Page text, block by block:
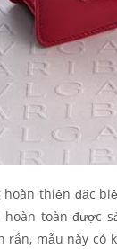
hoàn thiện đặc
hoàn toàn được
rắn, mẫu này có